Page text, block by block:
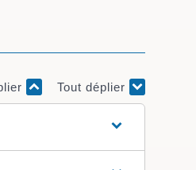
Tout déplier